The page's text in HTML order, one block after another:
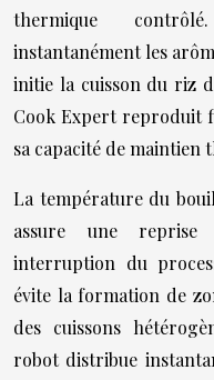
thermique
instantanément les
initie la cuisson du riz
Cook Expert reproduit
sa capacité de maintien
La température du
assure une reprise
interruption du
évite la formation de
des cuissons
robot distribue